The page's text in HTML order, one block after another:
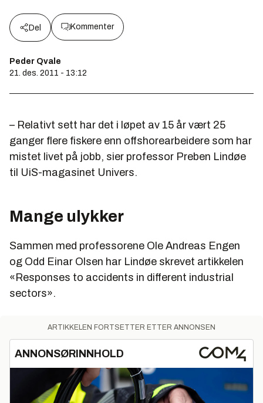
Del Kommenter
Peder Qvale
21. des. 2011 - 13:12
– Relativt sett har det i løpet av 15 år vært 25
ganger flere fiskere enn offshorearbeidere som har
mistet livet på jobb, sier professor Preben Lindøe
til UiS-magasinet Univers.
Mange ulykker
Sammen med professorene Ole Andreas Engen
og Odd Einar Olsen har Lindøe skrevet artikkelen
«Responses to accidents in different industrial
sectors».
ARTIKKELEN FORTSETTER ETTER ANNONSEN
ANNONSØRINNHOLD